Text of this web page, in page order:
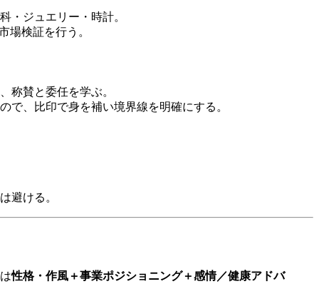
・ジュエリー・時計。
場検証を行う。
称賛と委任を学ぶ。
、比印で身を補い境界線を明確にする。
避ける。
性格・作風＋事業ポジショニング＋感情／健康アドバ